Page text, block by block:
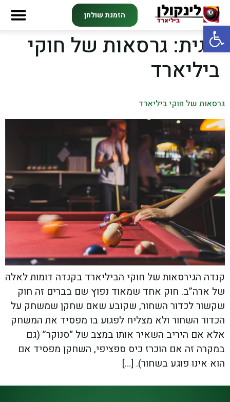
פתח סרגל נגישות
הזמנת שולחן
תגית: גרסאות של חוקי
ביליארד
גרסאות של חוקי ביליארד
קנדה הגירסאות של חוקי הביליארד בקנדה דומות לאלה
של ארה”ב. חוק אחד שמאוד נפוץ שם בברים זה חוק
שקשור לכדור השחור, שקובע שאם שחקן שמשחק על
הכדור השחור ולא מצליח לפגוע בו מפסיד את המשחק
אלא אם היריב השאיר אותו במצב של “סנוקר” (גם
במקרה זה אם הוכרז כיס ספציפי, השחקן מפסיד אם
הוא אינו פוגע בשחור). […]